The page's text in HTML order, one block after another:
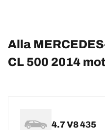
Alla
CL 500 2014
4.7 V8 435